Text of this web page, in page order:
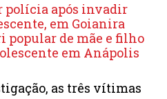
polícia após invadir
em Goianira
popular de mãe e filho
em Anápolis
as três vítimas